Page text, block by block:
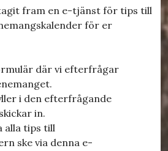
fram en e-tjänst för tips till
för er
där vi efterfrågar
i den efterfrågande
in.
alla tips till
ske via denna e-